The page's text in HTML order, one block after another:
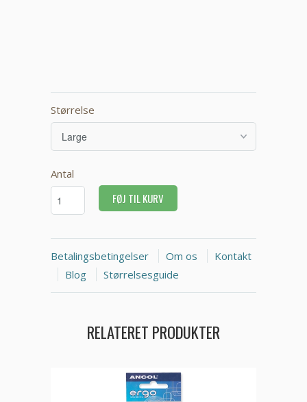
Størrelse
Antal
FØJ TIL KURV
Betalingsbetingelser Om os
Kontakt
Blog
Størrelsesguide
RELATERET PRODUKTER